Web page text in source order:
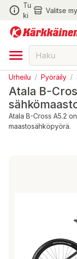
Tu
ki
Valitse
Urheilu / Pyöräily /
Atala B-
Atala B-Cross A5.2
maastosähköpyörä.